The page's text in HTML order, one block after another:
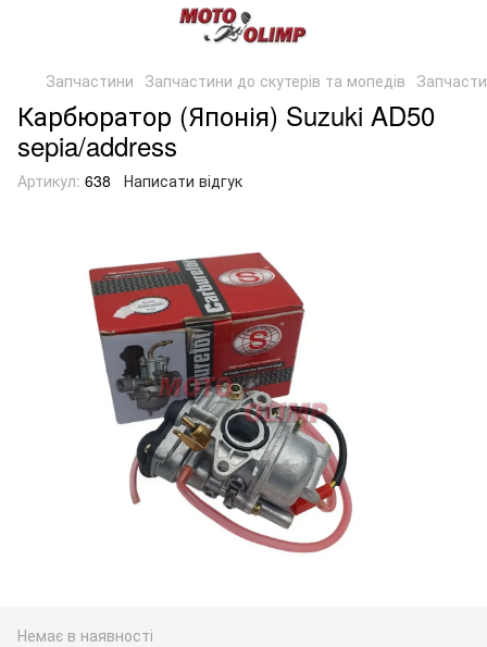
Запчастини Запчастини до скутерів та мопедів
Карбюратор (Японія) Suzuki AD50
sepia/address
Артикул: 638 Написати відгук
Немає в наявності